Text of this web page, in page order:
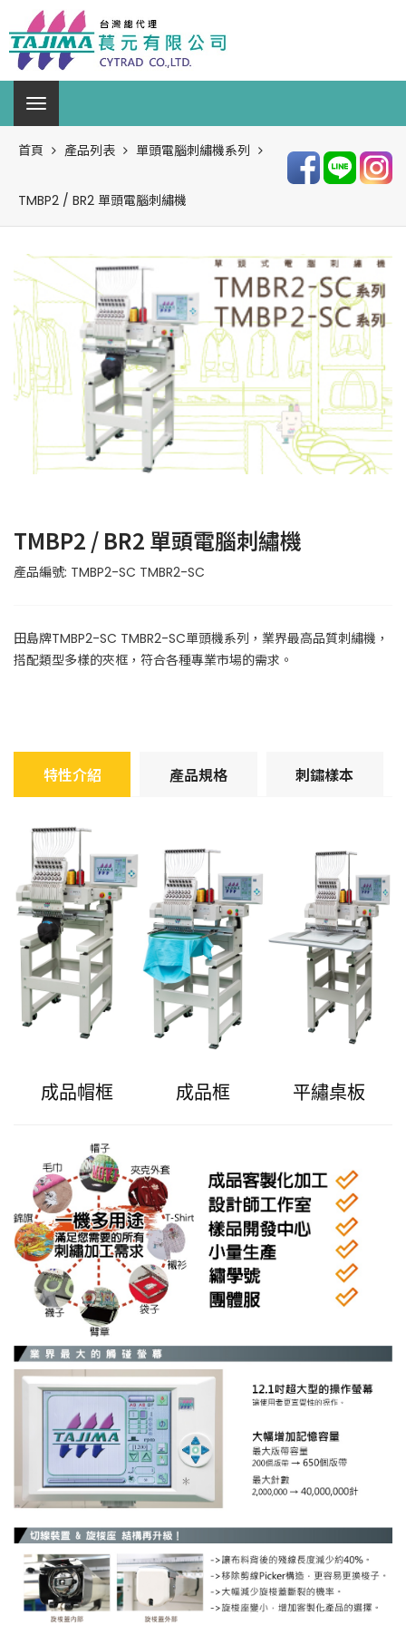
首頁 產品列表 單頭電腦刺繡機系列
TMBP2 / BR2 單頭電腦刺繡機
TMBP2 / BR2 單頭電腦刺繡機
產品編號: TMBP2-SC TMBR2-SC
田島牌TMBP2-SC TMBR2-SC單頭機系列，業界最高品質刺繡機，
搭配類型多樣的夾框，符合各種專業市場的需求。
特性介紹 產品規格 刺鏽樣本
成品帽框 成品框 平繡桌板